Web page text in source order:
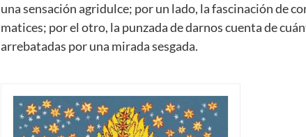
una sensación agridulce; por un lado, la fascinación de
matices; por el otro, la punzada de darnos cuenta de
arrebatadas por una mirada sesgada.